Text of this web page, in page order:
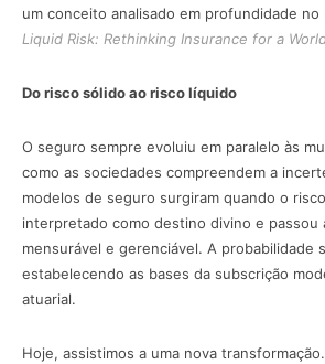
um conceito analisado em profundidade no
Liquid Risk: Rethinking Insurance for a
Do risco sólido ao risco líquido
O seguro sempre evoluiu em paralelo às
como as sociedades compreendem a
modelos de seguro surgiram quando o
interpretado como destino divino e passou
mensurável e gerenciável. A probabilidade
estabelecendo as bases da subscrição
atuarial.
Hoje, assistimos a uma nova